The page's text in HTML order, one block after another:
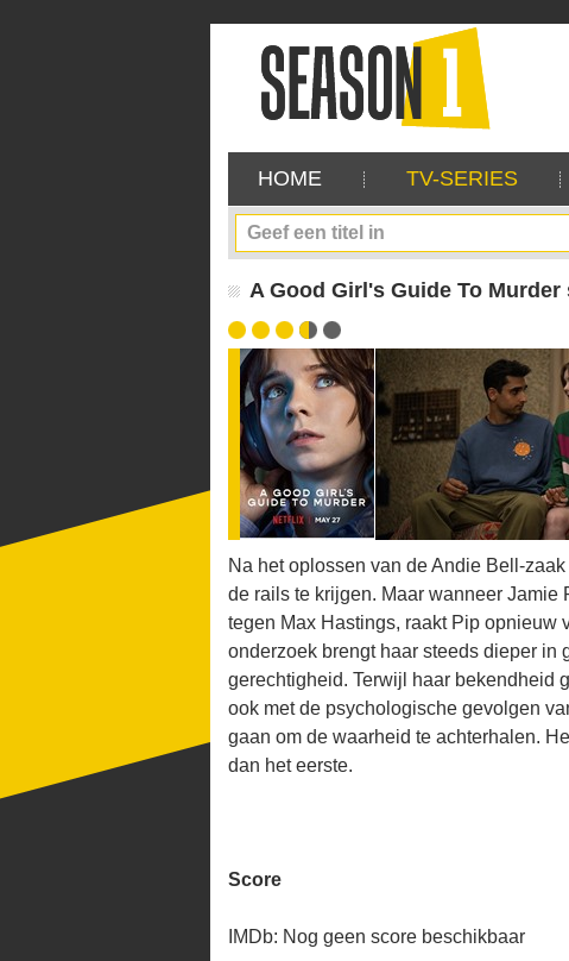
HOME TV-SERIES
A Good Girl's Guide To Murder
Na het oplossen van de Andie Bell-
de rails te krijgen. Maar wanneer
tegen Max Hastings, raakt Pip opnieuw
onderzoek brengt haar steeds dieper in
gerechtigheid. Terwijl haar bekendheid
ook met de psychologische gevolgen
gaan om de waarheid te achterhalen.
dan het eerste.
Score
IMDb: Nog geen score beschikbaar